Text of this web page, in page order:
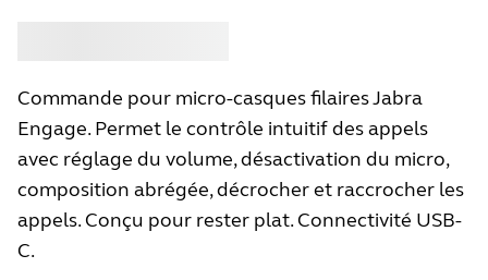
Commande pour micro-casques filaires Jabra
Engage. Permet le contrôle intuitif des appels
avec réglage du volume, désactivation du micro,
composition abrégée, décrocher et raccrocher les
appels. Conçu pour rester plat. Connectivité USB-
C.